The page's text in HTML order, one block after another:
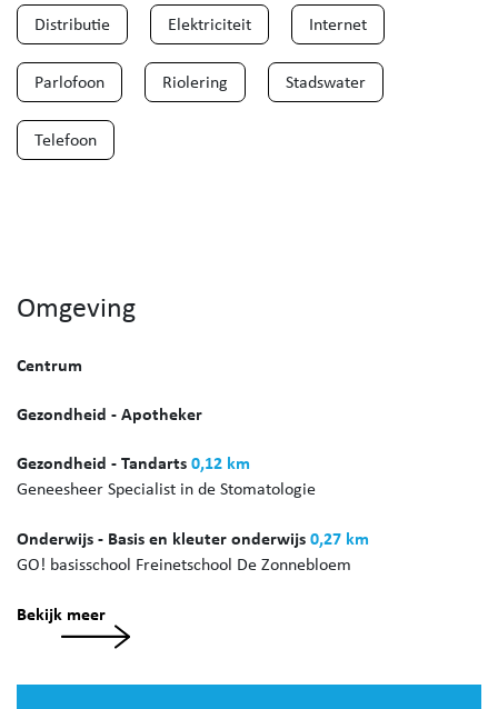
Distributie Elektriciteit Internet
Parlofoon Riolering Stadswater
Telefoon
Omgeving
Centrum
Gezondheid - Apotheker
Gezondheid - Tandarts0,12 km
Geneesheer Specialist in de Stomatologie
Onderwijs - Basis en kleuter onderwijs0,27 km
GO! basisschool Freinetschool De Zonnebloem
Bekijk meer